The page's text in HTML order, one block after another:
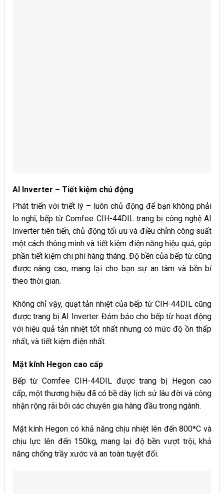
AI Inverter – Tiết kiệm chủ động
Phát triển với triết lý – luôn chủ động để bạn không phải
lo nghĩ, bếp từ Comfee CIH-44DIL trang bị công nghệ AI
Inverter tiên tiến, chủ động tối ưu và điều chỉnh công suất
một cách thông minh và tiết kiệm điện năng hiệu quả, góp
phần tiết kiệm chi phí hàng tháng. Độ bền của bếp từ cũng
được nâng cao, mang lại cho bạn sự an tâm và bền bỉ
theo thời gian.​
Không chỉ vậy, quạt tản nhiệt của bếp từ CIH-44DIL cũng
được trang bị AI Inverter. Đảm bảo cho bếp từ hoạt động
với hiệu quả tản nhiệt tốt nhất nhưng có mức độ ồn thấp
nhất, và tiết kiệm điện nhất.
Mặt kính Hegon cao cấp
Bếp từ Comfee CIH-44DIL được trang bị Hegon cao
cấp, một thương hiệu đã có bề dày lịch sử lâu đời và công
nhận rộng rãi bởi các chuyên gia hàng đầu trong ngành.
Mặt kính Hegon có khả năng chịu nhiệt lên đến 800*C và
chịu lực lên đến 150kg, mang lại độ bền vượt trội, khả
năng chống trầy xước và an toàn tuyệt đối. ​